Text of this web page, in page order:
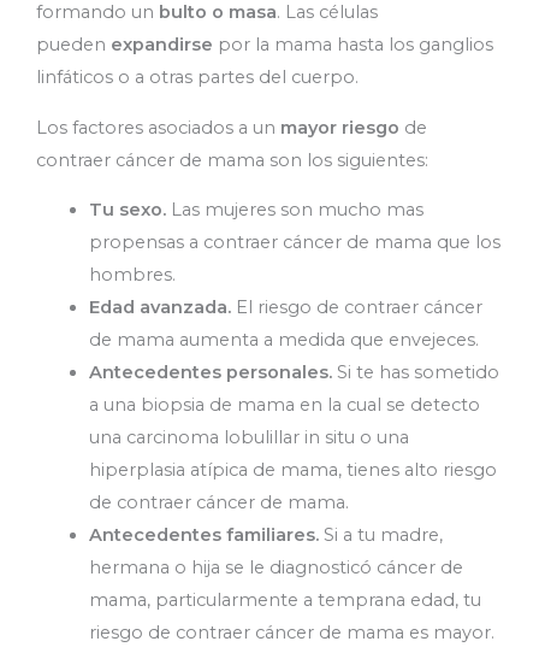
formando un bulto o masa. Las células
pueden expandirse por la mama hasta los ganglios
linfáticos o a otras partes del cuerpo.
Los factores asociados a un mayor riesgo de
contraer cáncer de mama son los siguientes:
Tu sexo.Las mujeres son mucho mas
propensas a contraer cáncer de mama que los
hombres.
Edad avanzada.El riesgo de contraer cáncer
de mama aumenta a medida que envejeces.
Antecedentes personales.Si te has sometido
a una biopsia de mama en la cual se detecto
una carcinoma lobulillar in situ o una
hiperplasia atípica de mama, tienes alto riesgo
de contraer cáncer de mama.
Antecedentes familiares. Si a tu madre,
hermana o hija se le diagnosticó cáncer de
mama, particularmente a temprana edad, tu
riesgo de contraer cáncer de mama es mayor.